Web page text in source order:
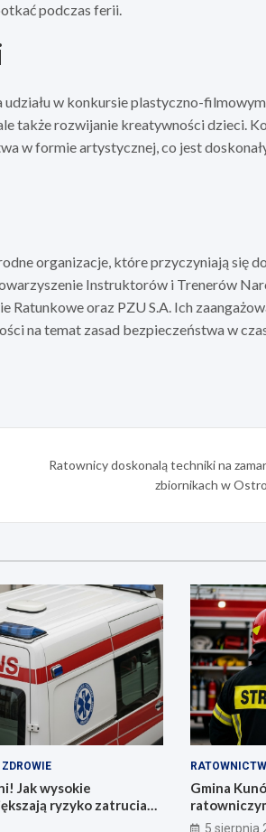
podczas ferii.
w konkursie plastyczno-
także rozwijanie kreatywności dzieci.
w formie artystycznej, co jest
organizacje, które przyczyniają się
Instruktorów i Trenerów
oraz PZU S.A. Ich
na temat zasad bezpieczeństwa w
Ratownicy doskonalą techniki na
zbiornikach w
ZDROWIE
Jak wysokie
ryzyko zatrucia
Gmina
wezwanie!
5 sierpnia